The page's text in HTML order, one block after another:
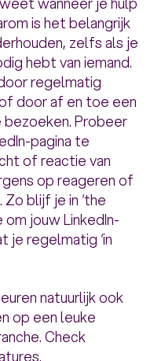
is het belangrijk
zelfs als je
hebt van iemand.
regelmatig
door af en toe een
Probeer
pagina te
of reactie van
op reageren of
blijf je in ‘the
jouw LinkedIn-
je regelmatig ‘in
natuurlijk ook
op een leuke
Check